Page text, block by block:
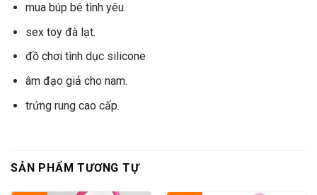
mua búp bê tình yêu.
sex toy đà lạt.
đồ chơi tình dục silicone
âm đạo giả cho nam.
trứng rung cao cấp.
SẢN PHẨM TƯƠNG TỰ